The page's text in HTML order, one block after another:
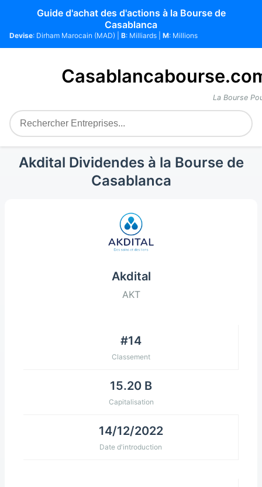
Guide d'achat des d'actions à la Bourse de
Casablanca
Devise: Dirham Marocain (MAD) | B: Milliards | M: Millions
La Bourse
Akdital Dividendes à la Bourse de
Casablanca
Akdital
AKT
#14
Classement
15.20 B
Capitalisation
14/12/2022
Date d'introduction